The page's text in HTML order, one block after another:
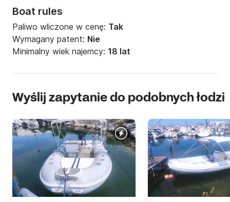
Boat rules
Paliwo wliczone w cenę: Tak
Wymagany patent: Nie
Minimalny wiek najemcy: 18 lat
Wyślij zapytanie do podobnych łodzi